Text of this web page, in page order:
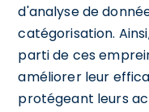
d'analyse de
catégorisation.
parti de ces
améliorer leur
protégeant leurs